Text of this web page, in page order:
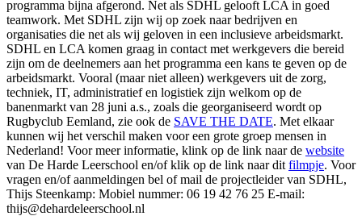
programma bijna afgerond. Net als SDHL gelooft LCA in goed
teamwork. Met SDHL zijn wij op zoek naar bedrijven en
organisaties die net als wij geloven in een inclusieve arbeidsmarkt.
SDHL en LCA komen graag in contact met werkgevers die bereid
zijn om de deelnemers aan het programma een kans te geven op de
arbeidsmarkt. Vooral (maar niet alleen) werkgevers uit de zorg,
techniek, IT, administratief en logistiek zijn welkom op de
banenmarkt van 28 juni a.s., zoals die georganiseerd wordt op
Rugbyclub Eemland, zie ook de SAVE THE DATE. Met elkaar
kunnen wij het verschil maken voor een grote groep mensen in
Nederland! Voor meer informatie, klink op de link naar de website
van De Harde Leerschool en/of klik op de link naar dit filmpje. Voor
vragen en/of aanmeldingen bel of mail de projectleider van SDHL,
Thijs Steenkamp: Mobiel nummer: 06 19 42 76 25 E-mail:
thijs@dehardeleerschool.nl